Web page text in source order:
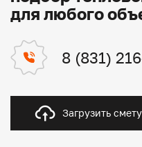
для любого
8 (831)
Загрузить смету